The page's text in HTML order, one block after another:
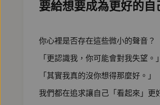
要給想要成為更好的自
你心裡是否存在這些微小的聲音？
「更認識我，你可能會對我失望。」
「其實我真的沒你想得那麼好。」
我們都在追求讓自己「看起來」更